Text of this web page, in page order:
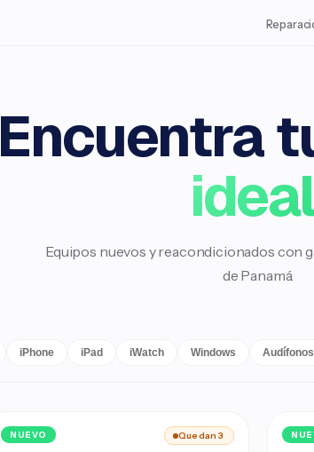
Encuentra
Equipos nuevos y reacondicionados con
de Panamá.
iPhone iPad iWatch Windows Audífonos
NUEVO Quedan 3